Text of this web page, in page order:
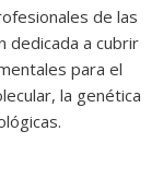
de las
dedicada a cubrir
para el
la genética